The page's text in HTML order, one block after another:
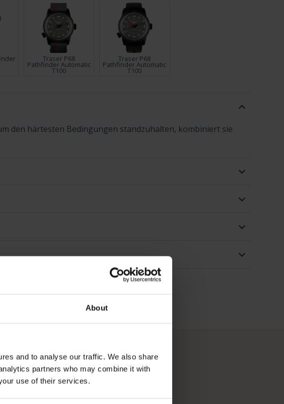
About
and to analyse our traffic. We also share
partners who may combine it with
use of their services.
Traser P68
Pathfinder Automatic
T100
Traser P68
Pathfinder Automatic
T100
den härtesten Bedingungen standzuhalten, kombiniert sie